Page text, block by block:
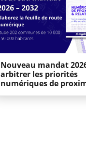
Nouveau mandat
arbitrer les priorités
numériques de